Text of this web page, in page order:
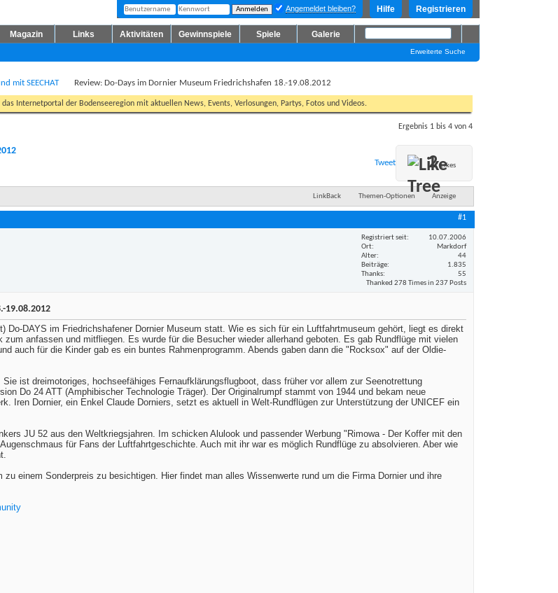
Registrieren
Hilfe
Angemeldet bleiben?
Magazin Links Aktivitäten Gewinnspiele Spiele Galerie
Erweiterte Suche
mit SEECHAT Review: Do-Days im Dornier Museum Friedrichshafen 18.-19.08.2012
Internetportal der Bodenseeregion mit aktuellen News, Events, Verlosungen, Partys, Fotos und Videos.
Ergebnis 1 bis 4 von 4
2 Likes
Tweet
LinkBack Themen-Optionen Anzeige
#1
Registriert seit
10.07.2006
Ort
Markdorf
Alter
44
Beiträge
1.835
Thanks
55
Thanked 278 Times in 237 Posts
19.08.2012
Do-DAYS im Friedrichshafener Dornier Museum statt. Wie es sich für ein Luftfahrtmuseum gehört, liegt es direkt
anfassen und mitfliegen. Es wurde für die Besucher wieder allerhand geboten. Es gab Rundflüge mit vielen
auch für die Kinder gab es ein buntes Rahmenprogramm. Abends gaben dann die "Rocksox" auf der Oldie-
ist dreimotoriges, hochseefähiges Fernaufklärungsflugboot, dass früher vor allem zur Seenotrettung
Do 24 ATT (Amphibischer Technologie Träger). Der Originalrumpf stammt von 1944 und bekam neue
Iren Dornier, ein Enkel Claude Dorniers, setzt es aktuell in Welt-Rundflügen zur Unterstützung der UNICEF ein
JU 52 aus den Weltkriegsjahren. Im schicken Alulook und passender Werbung "Rimowa - Der Koffer mit den
für Fans der Luftfahrtgeschichte. Auch mit ihr war es möglich Rundflüge zu absolvieren. Aber wie
einem Sonderpreis zu besichtigen. Hier findet man alles Wissenwerte rund um die Firma Dornier und ihre